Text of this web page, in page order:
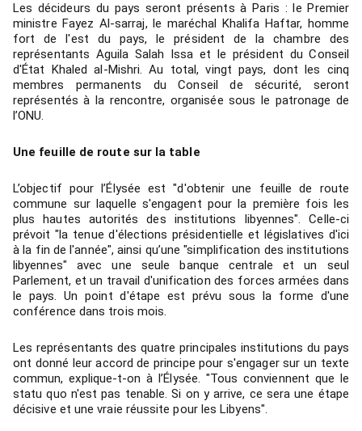
Les décideurs du pays seront présents à Paris : le Premier
ministre Fayez Al-sarraj, le maréchal Khalifa Haftar, homme
fort de l'est du pays, le président de la chambre des
représentants Aguila Salah Issa et le président du Conseil
d'État Khaled al-Mishri. Au total, vingt pays, dont les cinq
membres permanents du Conseil de sécurité, seront
représentés à la rencontre, organisée sous le patronage de
l’ONU.
Une feuille de route sur la table
L’objectif pour l’Élysée est "d'obtenir une feuille de route
commune sur laquelle s'engagent pour la première fois les
plus hautes autorités des institutions libyennes". Celle-ci
prévoit "la tenue d'élections présidentielle et législatives d'ici
à la fin de l'année", ainsi qu’une "simplification des institutions
libyennes" avec une seule banque centrale et un seul
Parlement, et un travail d'unification des forces armées dans
le pays. Un point d'étape est prévu sous la forme d'une
conférence dans trois mois.
Les représentants des quatre principales institutions du pays
ont donné leur accord de principe pour s'engager sur un texte
commun, explique-t-on à l’Élysée. "Tous conviennent que le
statu quo n'est pas tenable. Si on y arrive, ce sera une étape
décisive et une vraie réussite pour les Libyens".